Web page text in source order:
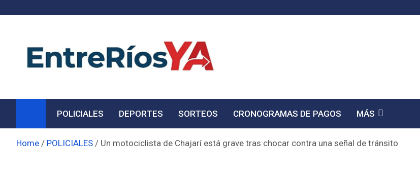
Noticias de Entre Ríos
POLICIALES DEPORTES SORTEOS CRONOGRAMAS DE PAGOS MÁS
Home POLICIALES Un motociclista de Chajarí está grave tras chocar contra una señal de tránsito